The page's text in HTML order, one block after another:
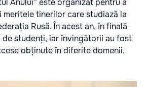
Anului” este organizat pentru a
tinerilor care studiază la
Rusă. În acest an, în finală
studenți, iar învingătorii au fost
obținute în diferite domenii,